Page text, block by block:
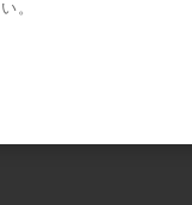
＊記事中に掲載され
い。